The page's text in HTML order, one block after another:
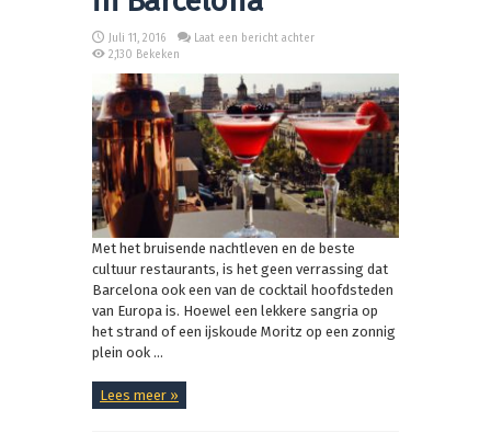
Juli 11, 2016
Laat een bericht achter
2,130 Bekeken
Met het bruisende nachtleven en de beste
cultuur restaurants, is het geen verrassing dat
Barcelona ook een van de cocktail hoofdsteden
van Europa is. Hoewel een lekkere sangria op
het strand of een ijskoude Moritz op een zonnig
plein ook ...
Lees meer »